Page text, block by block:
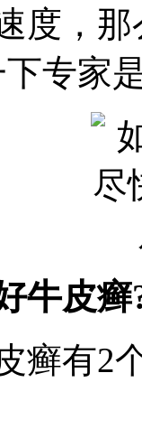
度，
专家
牛皮癣
癣有2